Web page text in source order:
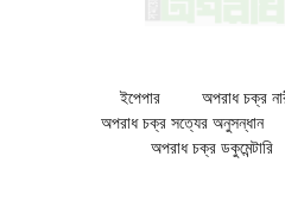
ইপেপার
অপরাধ চক্র
অপরাধ চক্র সত্যের অনুসন্ধান
অপরাধ চক্র ডকুমেন্টারি